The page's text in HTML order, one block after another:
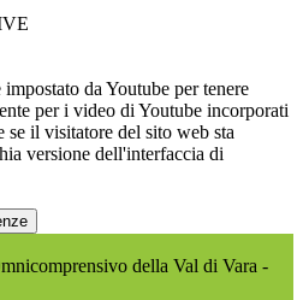
da Youtube per tenere
per i video di Youtube incorporati
se il visitatore del sito web sta
versione dell'interfaccia di
della Val di Vara -